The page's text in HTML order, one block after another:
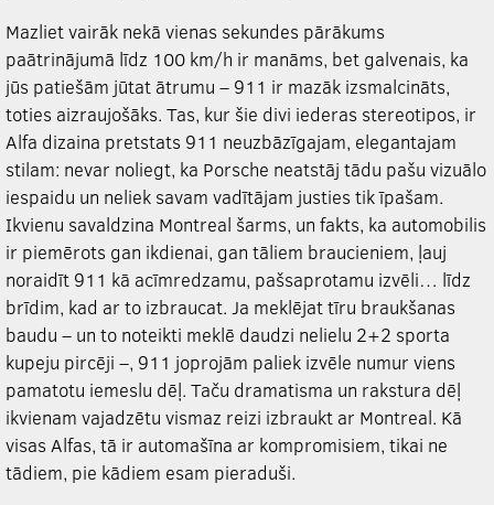
Mazliet vairāk nekā vienas sekundes pārākums
paātrinājumā līdz 100 km/h ir manāms, bet galvenais, ka
jūs patiešām jūtat ātrumu – 911 ir mazāk izsmalcināts,
toties aizraujošāks. Tas, kur šie divi iederas stereotipos, ir
Alfa dizaina pretstats 911 neuzbāzīgajam, elegantajam
stilam: nevar noliegt, ka Porsche neatstāj tādu pašu vizuālo
iespaidu un neliek savam vadītājam justies tik īpašam.
Ikvienu savaldzina Montreal šarms, un fakts, ka automobilis
ir piemērots gan ikdienai, gan tāliem braucieniem, ļauj
noraidīt 911 kā acīmredzamu, pašsaprotamu izvēli… līdz
brīdim, kad ar to izbraucat. Ja meklējat tīru braukšanas
baudu – un to noteikti meklē daudzi nelielu 2+2 sporta
kupeju pircēji –, 911 joprojām paliek izvēle numur viens
pamatotu iemeslu dēļ. Taču dramatisma un rakstura dēļ
ikvienam vajadzētu vismaz reizi izbraukt ar Montreal. Kā
visas Alfas, tā ir automašīna ar kompromisiem, tikai ne
tādiem, pie kādiem esam pieraduši.